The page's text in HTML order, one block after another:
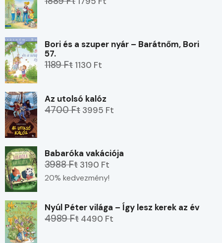
Bori és a szuper nyár – Barátnőm, Bori
57.
1189 Ft 1130 Ft
Az utolsó kalóz
4700 Ft 3995 Ft
Babaróka vakációja
3988 Ft 3190 Ft
20% kedvezmény!
Nyúl Péter világa – Így lesz kerek az év
4989 Ft 4490 Ft